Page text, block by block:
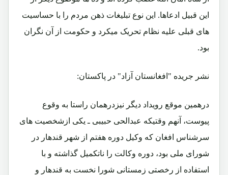
این قبیل ادعاها. این نوع تبلیغات ذهن مردم را با حساسیت
های قبلی علیه نظام تحریک میکرد و حکومت از آن نگران
بود.
نشر جریده "افغانستان آزاد" در پاکستان:
درهمین موقع رویداد دیگر نیزدرهمان راستا به وقوع
پیوست، آنهم وقتیکه عبدالحی حبیبی ـ یکی ازشخصیت های
سرشناس افغان که وکیل دوره هفتم از شهر قندهار در
شورای ملی بود، دوره وکالت را ناتکمیل گذاشته و با
استفاده از رخصتی زمستانی شورا نخست به قندهار و